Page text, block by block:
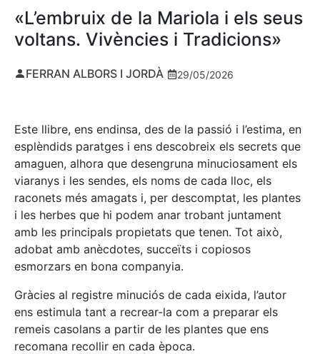
«L’embruix de la Mariola i els seus
voltans. Vivències i Tradicions»
FERRAN ALBORS I JORDÀ 29/05/2026
Este llibre, ens endinsa, des de la passió i l’estima, en
esplèndids paratges i ens descobreix els secrets que
amaguen, alhora que desengruna minuciosament els
viaranys i les sendes, els noms de cada lloc, els
raconets més amagats i, per descomptat, les plantes
i les herbes que hi podem anar trobant juntament
amb les principals propietats que tenen. Tot això,
adobat amb anècdotes, succeïts i copiosos
esmorzars en bona companyia.
Gràcies al registre minuciós de cada eixida, l’autor
ens estimula tant a recrear-la com a preparar els
remeis casolans a partir de les plantes que ens
recomana recollir en cada època.